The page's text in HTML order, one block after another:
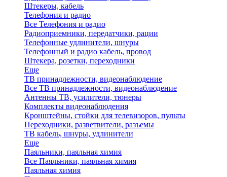
Штекеры, кабель
Телефония и радио
Все Телефония и радио
Радиоприемники, передатчики, рации
Телефонные удлинители, шнуры
Телефонный и радио кабель, провод
Штекера, розетки, переходники
Еще
ТВ принадлежности, видеонаблюдение
Все ТВ принадлежности, видеонаблюдение
Антенны ТВ, усилители, тюнеры
Комплекты видеонаблюдения
Кронштейны, стойки для телевизоров, пульты
Переходники, разветвители, разъемы
ТВ кабель, шнуры, удлинители
Еще
Паяльники, паяльная химия
Все Паяльники, паяльная химия
Паяльная химия